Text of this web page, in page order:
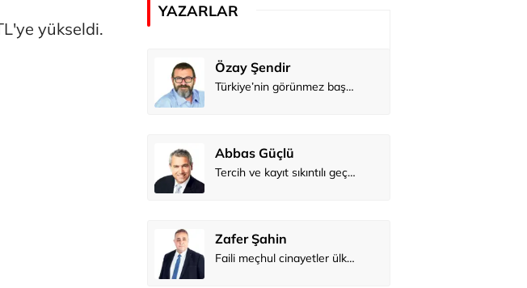
yükseldi.
YAZARLAR
Özay Şendir
Türkiye’nin görünmez başarısı…
Abbas Güçlü
Tercih ve kayıt sıkıntılı geçiyor
Zafer Şahin
Faili meçhul cinayetler ülkesine veda